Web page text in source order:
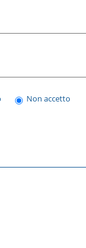
Non accetto